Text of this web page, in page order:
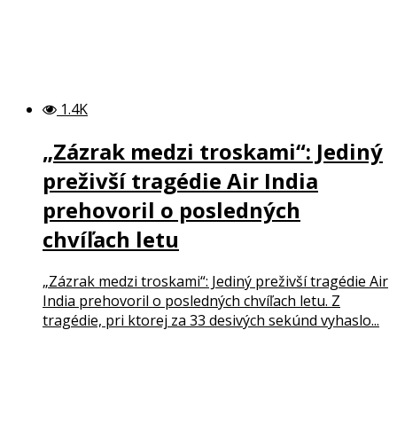
1.4K
„Zázrak medzi troskami“: Jediný
preživší tragédie Air India
prehovoril o posledných
chvíľach letu
„Zázrak medzi troskami“: Jediný preživší tragédie Air
India prehovoril o posledných chvíľach letu. Z
tragédie, pri ktorej za 33 desivých sekúnd vyhaslo...